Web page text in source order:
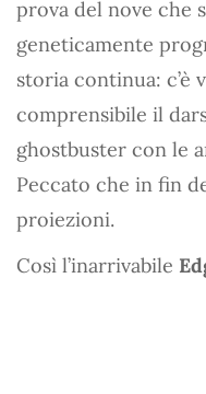
prova del nove che
geneticamente
storia continua: c’è
comprensibile il
ghostbuster con le
Peccato che in fin
proiezioni.
Così l’inarrivabile